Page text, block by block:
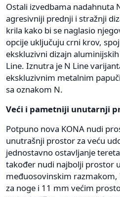
Ostali izvedbama nadahnuta
agresivniji prednji i stražnji
krila kako bi se naglasio
opcije uključuju crni krov,
ekskluzivni dizajn
Line. Iznutra je N Line
ekskluzivnim metalnim
sa oznakom N.
Veći i pametniji unutarnji
Potpuno nova KONA nudi
unutrašnji prostor za veću
jednostavno ostavljanje
također nudi najbolji prostor
međuosovinskim
za noge i 11 mm većim